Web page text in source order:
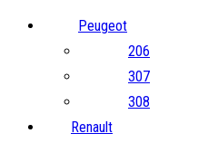
Peugeot
206
307
308
Renault